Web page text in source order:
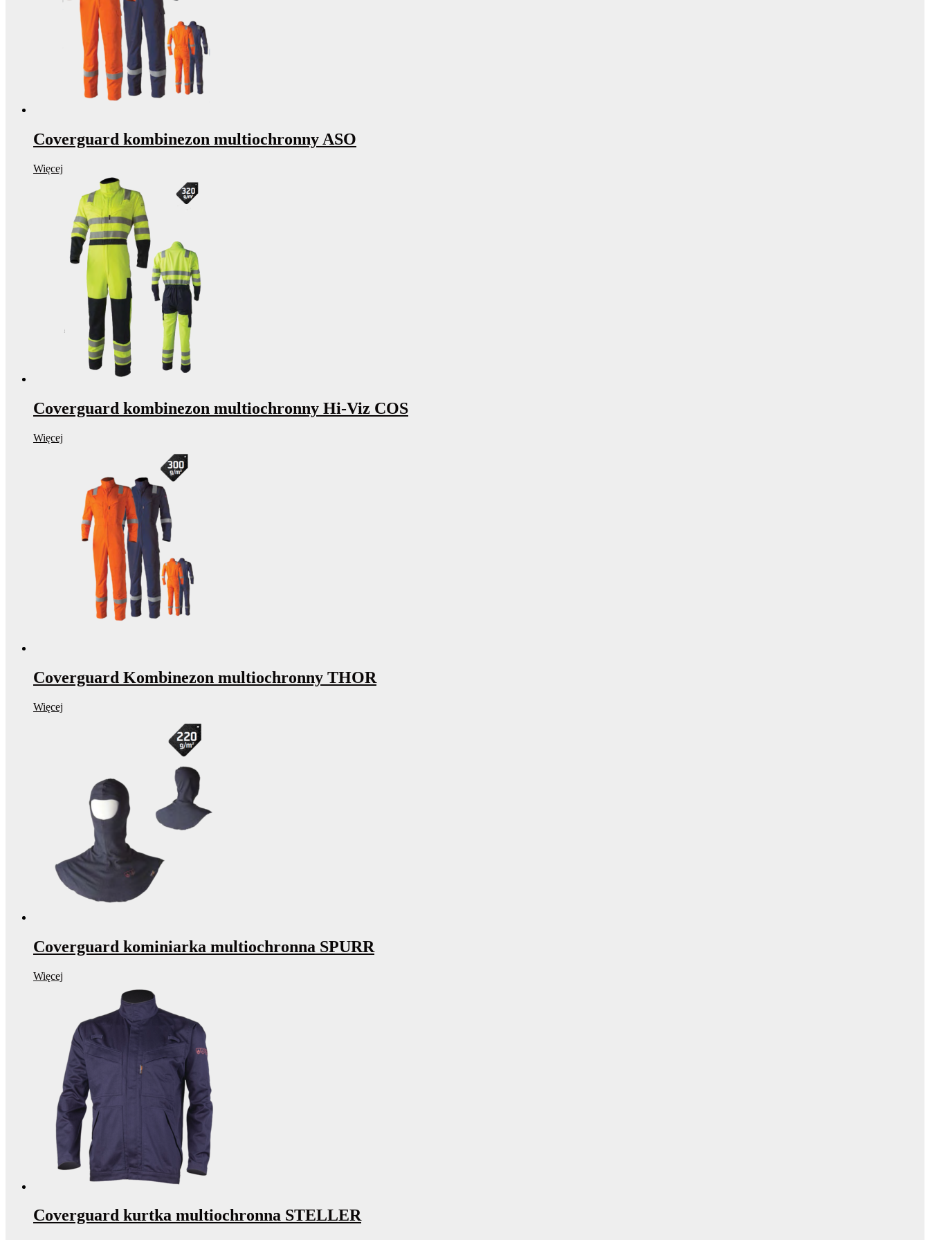
Coverguard kombinezon multiochronny ASO
Więcej
Coverguard kombinezon multiochronny Hi-Viz COS
Więcej
Coverguard Kombinezon multiochronny THOR
Więcej
Coverguard kominiarka multiochronna SPURR
Więcej
Coverguard kurtka multiochronna STELLER